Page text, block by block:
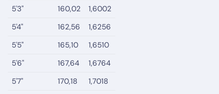
5'3"
160,02
1,6002
5'4"
162,56
1,6256
5'5"
165,10
1,6510
5'6"
167,64
1,6764
5'7"
170,18
1,7018